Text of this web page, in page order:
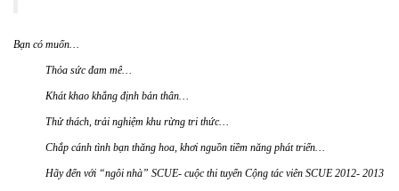
Bạn có muốn…
Thỏa sức đam mê…
Khát khao khẳng định bản thân…
Thử thách, trải nghiệm khu rừng tri thức…
Chắp cánh tình bạn thăng hoa, khơi nguồn tiềm năng phát triển…
Hãy đến với “ngôi nhà” SCUE- cuộc thi tuyển Cộng tác viên SCUE 2012- 2013